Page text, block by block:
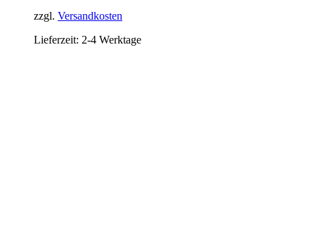
zzgl. Versandkosten
Lieferzeit: 2-4 Werktage